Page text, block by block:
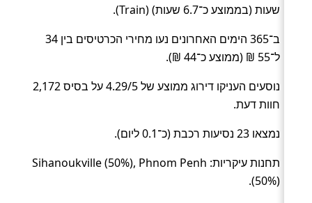
שעות (בממוצע כ־6.7 שעות) (Train).
ב־365 הימים האחרונים נעו מחירי הכרטיסים בין 34
ל־55 ₪ (ממוצע כ־44 ₪).
נוסעים העניקו דירוג ממוצע של 4.29/5 על בסיס 2,172
חוות דעת.
נמצאו 23 נסיעות רכבת (כ־0.1 ליום).
תחנות עיקריות: Sihanoukville (50%), Phnom Penh
(50%).